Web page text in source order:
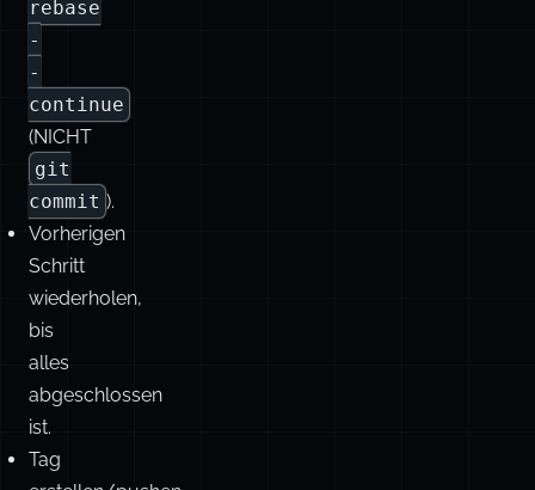
(NICHT
git
commit ).
Vorherigen
Schritt
wiederholen,
bis
alles
abgeschlossen
ist.
Tag
erstellen/pushen
mit
dem
aktuellen